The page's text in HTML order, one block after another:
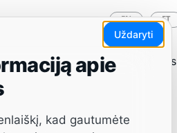
Įrankiai ir atsarginės dalys
Uždaryti
apie
kad gautumėte
EN ET